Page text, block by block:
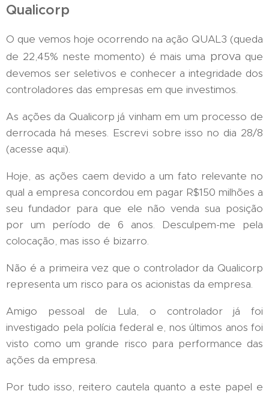
Qualicorp
O que vemos hoje ocorrendo na ação QUAL3 (queda
de 22,45% neste momento) é mais uma prova que
devemos ser seletivos e conhecer a integridade dos
controladores das empresas em que investimos.
As ações da Qualicorp já vinham em um processo de
derrocada há meses. Escrevi sobre isso no dia 28/8
(acesse aqui).
Hoje, as ações caem devido a um fato relevante no
qual a empresa concordou em pagar R$150 milhões a
seu fundador para que ele não venda sua posição
por um período de 6 anos. Desculpem-me pela
colocação, mas isso é bizarro.
Não é a primeira vez que o controlador da Qualicorp
representa um risco para os acionistas da empresa.
Amigo pessoal de Lula, o controlador já foi
investigado pela polícia federal e, nos últimos anos foi
visto como um grande risco para performance das
ações da empresa.
Por tudo isso, reitero cautela quanto a este papel e